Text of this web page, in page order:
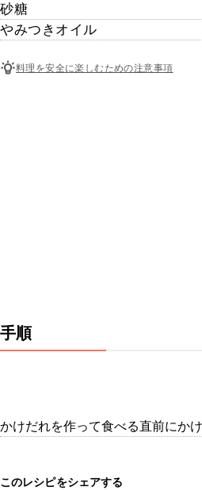
砂糖
やみつきオイル
料理を安全に楽しむための注意事項
手順
かけだれを作って食べる直前にか
このレシピをシェアする